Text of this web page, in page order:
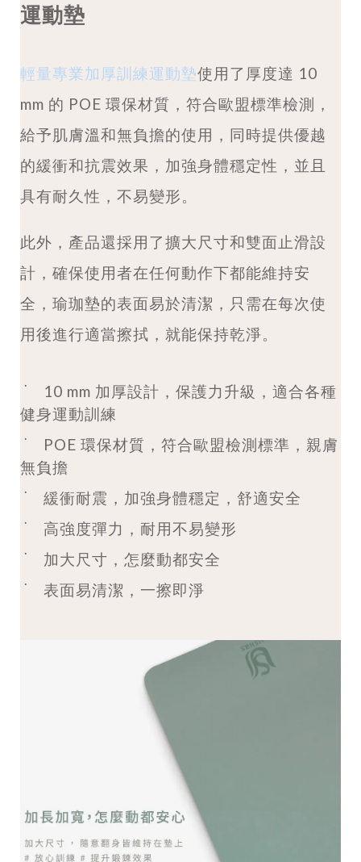
運動墊
輕量專業加厚訓練運動墊使用了厚度達 10
mm 的 POE 環保材質，符合歐盟標準檢測，
給予肌膚溫和無負擔的使用，同時提供優越
的緩衝和抗震效果，加強身體穩定性，並且
具有耐久性，不易變形。
此外，產品還採用了擴大尺寸和雙面止滑設
計，確保使用者在任何動作下都能維持安
全，瑜珈墊的表面易於清潔，只需在每次使
用後進行適當擦拭，就能保持乾淨。
˙ 10 mm 加厚設計，保護力升級，適合各種
健身運動訓練
˙ POE 環保材質，符合歐盟檢測標準，親膚
無負擔
˙ 緩衝耐震，加強身體穩定，舒適安全
˙ 高強度彈力，耐用不易變形
˙ 加大尺寸，怎麼動都安全
˙ 表面易清潔，一擦即淨